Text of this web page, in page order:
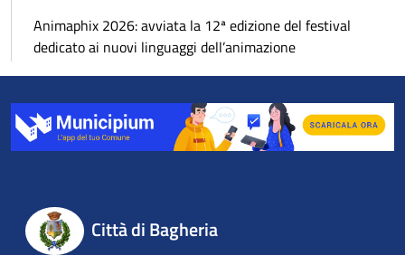
Animaphix 2026: avviata la 12ª edizione del festival
dedicato ai nuovi linguaggi dell’animazione
Città di Bagheria